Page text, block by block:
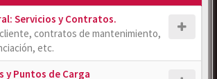
Servicios y Contratos.
contratos de mantenimiento,
etc.
y Puntos de Carga